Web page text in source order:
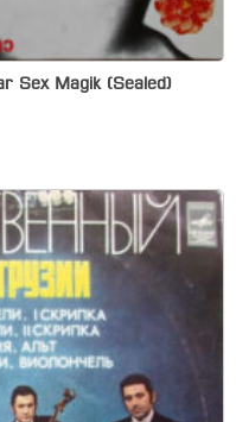
Sex Magik (Sealed)